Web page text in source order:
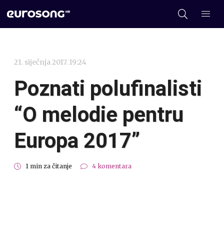
21. siječnja 2017. 19:24
Poznati polufinalisti
“O melodie pentru
Europa 2017”
1 min za čitanje 4 komentara